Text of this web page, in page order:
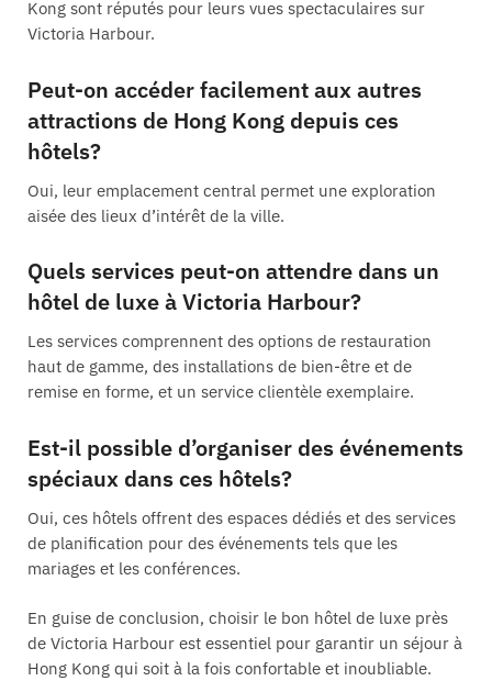
Kong sont réputés pour leurs vues spectaculaires sur
Victoria Harbour.
Peut-on accéder facilement aux autres
attractions de Hong Kong depuis ces
hôtels?
Oui, leur emplacement central permet une exploration
aisée des lieux d’intérêt de la ville.
Quels services peut-on attendre dans un
hôtel de luxe à Victoria Harbour?
Les services comprennent des options de restauration
haut de gamme, des installations de bien-être et de
remise en forme, et un service clientèle exemplaire.
Est-il possible d’organiser des événements
spéciaux dans ces hôtels?
Oui, ces hôtels offrent des espaces dédiés et des services
de planification pour des événements tels que les
mariages et les conférences.
En guise de conclusion, choisir le bon hôtel de luxe près
de Victoria Harbour est essentiel pour garantir un séjour à
Hong Kong qui soit à la fois confortable et inoubliable.